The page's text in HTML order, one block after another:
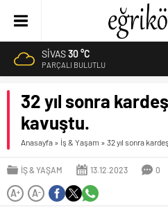
SIVAS30 °C
PARÇALI BULUTLU
32 yıl sonra
kavuştu.
Anasayfa » İş & Yaşam » 32 yıl sonra
İŞ & YAŞAM 13.12.2023 0
A+ A-